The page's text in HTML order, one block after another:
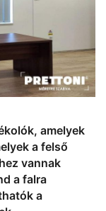
amelyek
a felső
vannak
a falra
a